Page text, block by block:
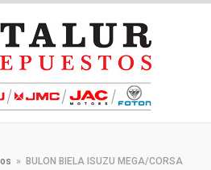
»
BULON BIELA ISUZU MEGA/CORSA